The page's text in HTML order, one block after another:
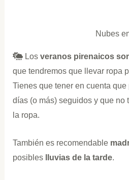
Nubes
Los veranos pirenaicos
que tendremos que llevar ropa
Tienes que tener en cuenta
días (o más) seguidos y que no
la ropa.
También es recomendable
posibles
lluvias de la tarde.